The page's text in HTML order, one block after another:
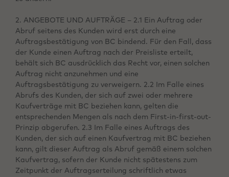
2. ANGEBOTE UND AUFTRÄGE – 2.1 Ein Auftrag oder
Abruf seitens des Kunden wird erst durch eine
Auftragsbestätigung von BC bindend. Für den Fall, dass
der Kunde einen Auftrag nach der Preisliste erteilt,
behält sich BC ausdrücklich das Recht vor, einen solchen
Auftrag nicht anzunehmen und eine
Auftragsbestätigung zu verweigern. 2.2 Im Falle eines
Abrufs des Kunden, der sich auf zwei oder mehrere
Kaufverträge mit BC beziehen kann, gelten die
entsprechenden Mengen als nach dem First-in-first-out-
Prinzip abgerufen. 2.3 Im Falle eines Auftrags des
Kunden, der sich auf einen Kaufvertrag mit BC beziehen
kann, gilt dieser Auftrag als Abruf gemäß einem solchen
Kaufvertrag, sofern der Kunde nicht spätestens zum
Zeitpunkt der Auftragserteilung schriftlich etwas